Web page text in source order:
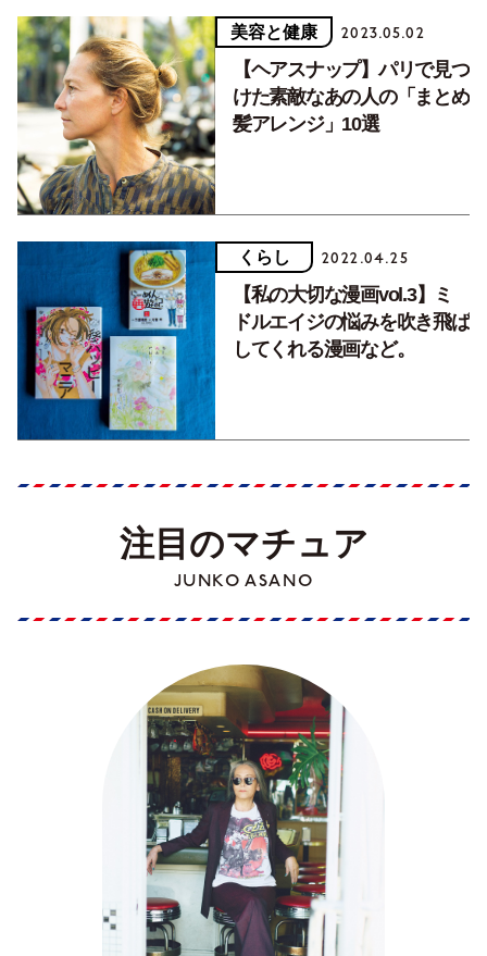
美容と健康 2023.05.02
【ヘアスナップ】パリで見つ
けた素敵なあの人の「まとめ
髪アレンジ」10選
くらし 2022.04.25
【私の大切な漫画vol.3】ミ
ドルエイジの悩みを吹き飛ば
してくれる漫画など。
注目のマチュア
JUNKO ASANO